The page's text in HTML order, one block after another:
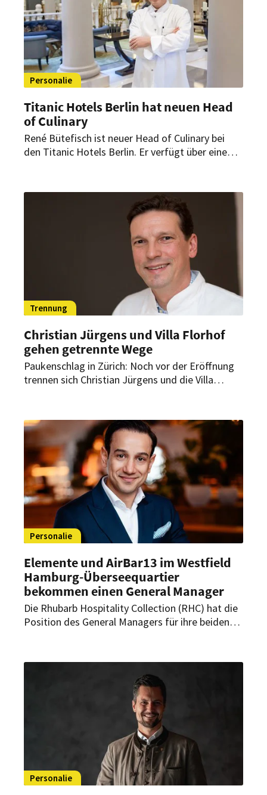
Personalie
Titanic Hotels Berlin hat neuen Head
of Culinary
René Bütefisch ist neuer Head of Culinary bei
den Titanic Hotels Berlin. Er verfügt über eine
Caterings und Konferenzbestückungen.
Trennung
Christian Jürgens und Villa Florhof
gehen getrennte Wege
Paukenschlag in Zürich: Noch vor der Eröffnung
trennen sich Christian Jürgens und die Villa
Personalie
Elemente und AirBar13 im Westfield
Hamburg-Überseequartier
bekommen einen General Manager
Die Rhubarb Hospitality Collection (RHC) hat die
Position des General Managers für ihre beiden
erfahrener F&B-Manager übernimmt künftig die
Verantwortung für das Restaurant Elemente und
Personalie